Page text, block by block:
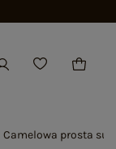
Camelowa prosta